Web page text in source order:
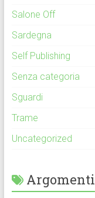
Salone Off
Sardegna
Self Publishing
Senza categoria
Sguardi
Trame
Uncategorized
Argomenti